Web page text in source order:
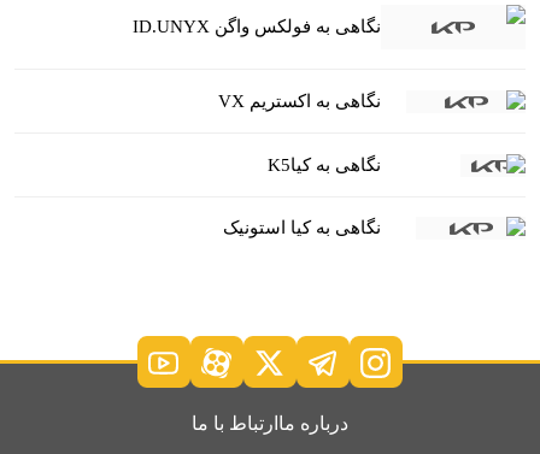
نگاهی به فولکس واگن ID.UNYX
نگاهی به اکستریم VX
نگاهی به کیاK5
نگاهی به کیا استونیک
درباره ما ارتباط با ما